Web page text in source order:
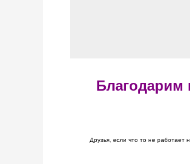
Благодарим
Друзья, если что то не работает